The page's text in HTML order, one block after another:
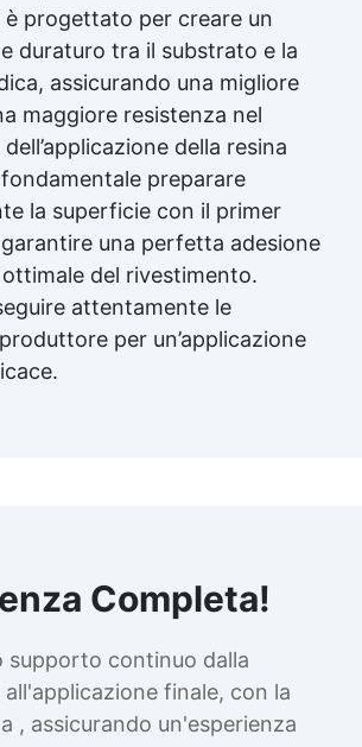
progettato per creare un
duraturo tra il substrato e la
assicurando una migliore
maggiore resistenza nel
della resina
preparare
la superficie con il primer
una perfetta adesione
del rivestimento.
attentamente le
per un’applicazione
Completa!
supporto continuo dalla
finale, con la
, assicurando un'esperienza